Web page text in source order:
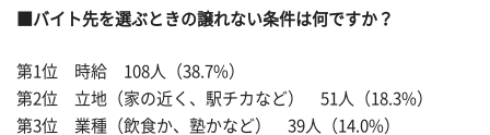
■バイト先を選ぶときの譲れない条件は何ですか？
第1位 時給 108人（38.7%）
第2位 立地（家の近く、駅チカなど） 51人（18.3%）
第3位 業種（飲食か、塾かなど） 39人（14.0%）